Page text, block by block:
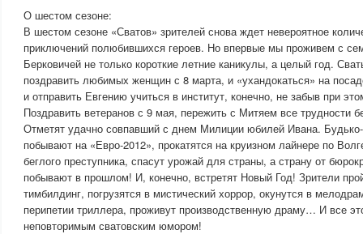
О шестом сезоне:
В шестом сезоне «Сватов» зрителей снова ждет невероятное
приключений полюбившихся героев. Но впервые мы проживем с
Берковичей не только короткие летние каникулы, а целый год.
поздравить любимых женщин с 8 марта, и «ухандокаться» на
и отправить Евгению учиться в институт, конечно, не забыв при
Поздравить ветеранов с 9 мая, пережить с Митяем все трудности
Отметят удачно совпавший с днем Милиции юбилей Ивана.
побывают на «Евро-2012», прокатятся на круизном лайнере по
беглого преступника, спасут урожай для страны, а страну от
побывают в прошлом! И, конечно, встретят Новый Год! Зрители
тимбилдинг, погрузятся в мистический хоррор, окунутся в
перипетии триллера, проживут производственную драму… И все
неповторимым сватовским юмором!